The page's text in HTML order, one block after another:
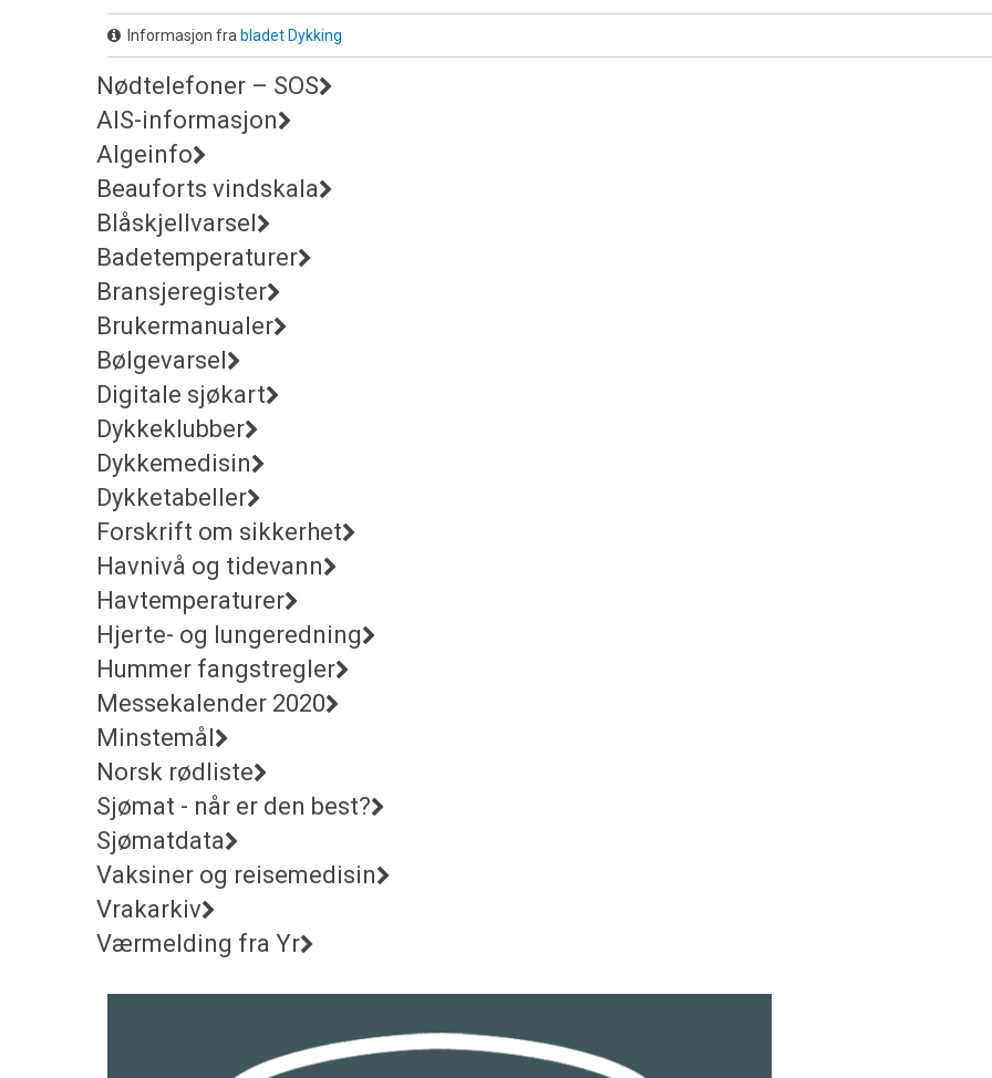
Informasjon fra bladet Dykking
Nødtelefoner – SOS
AIS-informasjon
Algeinfo
Beauforts vindskala
Blåskjellvarsel
Badetemperaturer
Bransjeregister
Brukermanualer
Bølgevarsel
Digitale sjøkart
Dykkeklubber
Dykkemedisin
Dykketabeller
Forskrift om sikkerhet
Havnivå og tidevann
Havtemperaturer
Hjerte- og lungeredning
Hummer fangstregler
Messekalender 2020
Minstemål
Norsk rødliste
Sjømat - når er den best?
Sjømatdata
Vaksiner og reisemedisin
Vrakarkiv
Værmelding fra Yr